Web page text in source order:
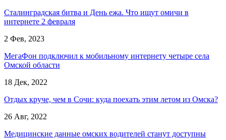
Сталинградская битва и День ежа. Что ищут омичи в
интернете 2 февраля
2 Фев, 2023
МегаФон подключил к мобильному интернету четыре села
Омской области
18 Дек, 2022
Отдых круче, чем в Сочи: куда поехать этим летом из Омска?
26 Авг, 2022
Медицинские данные омских водителей станут доступны